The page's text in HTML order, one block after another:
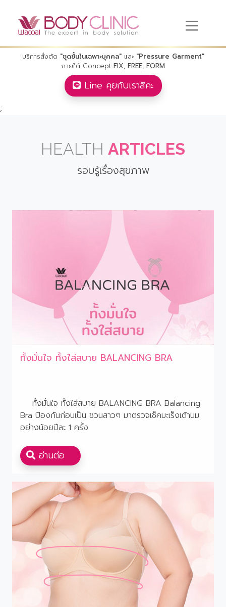
;
บริการสั่งตัด "ชุดชั้นในเฉพาะบุคคล"และ "Pressure Garment"
ภายใต้ Concept FIX, FREE, FORM
Line คุยกับเราสิคะ
HEALTH ARTICLES
รอบรู้เรื่องสุขภาพ
ทั้งมั่นใจ ทั้งใส่สบาย BALANCING BRA
ทั้งมั่นใจ ทั้งใส่สบาย BALANCING BRA Balancing
Bra ป้องกันก่อนเป็น ชวนสาวๆ มาตรวจเช็คมะเร็งเต้านม
อย่างน้อยปีละ 1 ครั้ง
อ่านต่อ